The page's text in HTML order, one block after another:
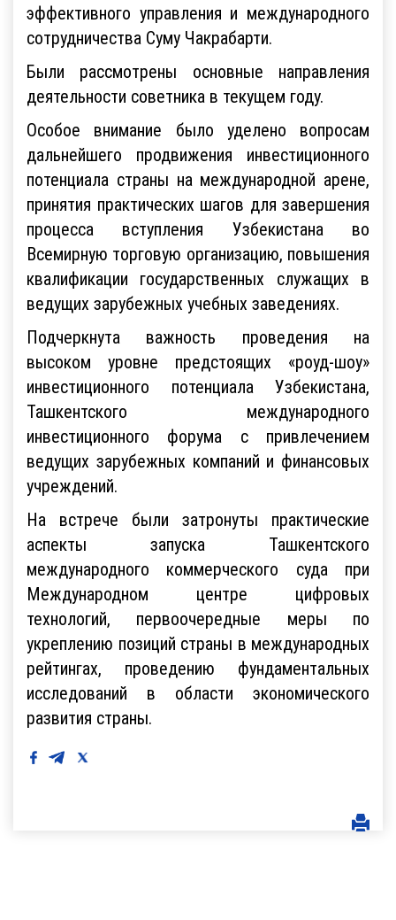
эффективного управления и международного
сотрудничества Суму Чакрабарти.
Были рассмотрены основные направления
деятельности советника в текущем году.
Особое внимание было уделено вопросам
дальнейшего продвижения инвестиционного
потенциала страны на международной арене,
принятия практических шагов для завершения
процесса вступления Узбекистана во
Всемирную торговую организацию, повышения
квалификации государственных служащих в
ведущих зарубежных учебных заведениях.
Подчеркнута важность проведения на
высоком уровне предстоящих «роуд-шоу»
инвестиционного потенциала Узбекистана,
Ташкентского международного
инвестиционного форума с привлечением
ведущих зарубежных компаний и финансовых
учреждений.
На встрече были затронуты практические
аспекты запуска Ташкентского
международного коммерческого суда при
Международном центре цифровых
технологий, первоочередные меры по
укреплению позиций страны в международных
рейтингах, проведению фундаментальных
исследований в области экономического
развития страны.